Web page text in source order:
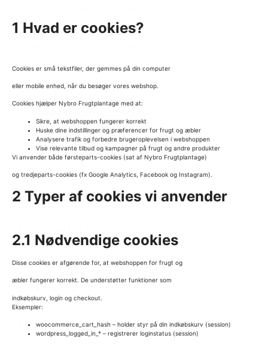
1 Hvad er cookies?
Cookies er små tekstfiler, der gemmes på din computer
eller mobile enhed, når du besøger vores webshop.
Cookies hjælper Nybro Frugtplantage med at:
Sikre, at webshoppen fungerer korrekt
Huske dine indstillinger og præferencer for frugt og æbler
Analysere trafik og forbedre brugeroplevelsen i webshoppen
Vise relevante tilbud og kampagner på frugt og andre produkter
Vi anvender både førsteparts-cookies (sat af Nybro Frugtplantage)
og tredjeparts-cookies (fx Google Analytics, Facebook og Instagram).
2 Typer af cookies vi anvender
2.1 Nødvendige cookies
Disse cookies er afgørende for, at webshoppen for frugt og
æbler fungerer korrekt. De understøtter funktioner som
indkøbskurv, login og checkout.
Eksempler:
woocommerce_cart_hash – holder styr på din indkøbskurv (session)
wordpress_logged_in_* – registrerer loginstatus (session)
Du kan også anvende EU-Kommissionens online
Særligt for fødevarer
fødevareproblem, kan du kontakte:
Fødevarestyrelsen
Glasværksvej 48, 4230 Skælskør
Tlf.: 72 27 69 00
E-mail: fvst@fvst.dk
www.foedevarestyrelsen.dk
Persondata
Vi behandler dine personoplysninger fortroligt og kun i
forbindelse med ordrebehandling, levering og
har en separat side).
Lovvalg og værneting
Alle køb hos Nybro Frugtplantage er underlagt dansk